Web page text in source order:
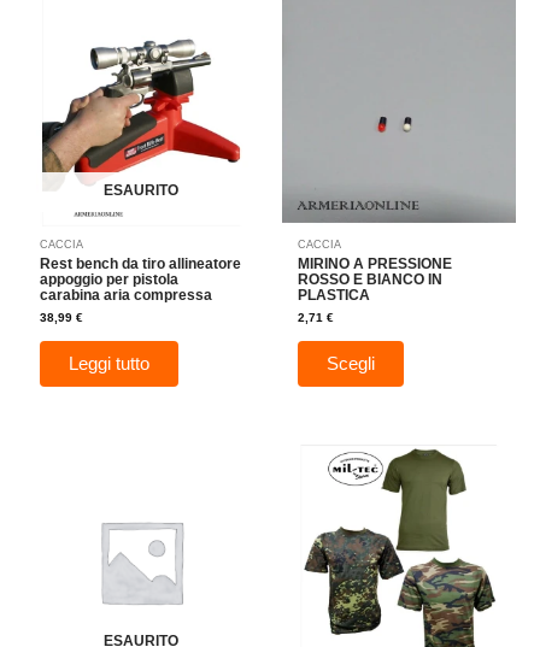
ESAURITO
CACCIA
Rest bench da tiro allineatore
appoggio per pistola
carabina aria compressa
38,99€
Leggi tutto
CACCIA
MIRINO A PRESSIONE
ROSSO E BIANCO IN
PLASTICA
2,71€
Scegli
Le
scelte
del
ESAURITO
Fascia
di
prezzo:
da
6,30 €
7,20 €
Questo
prodotto
varianti.
Le
opzioni
possono
essere